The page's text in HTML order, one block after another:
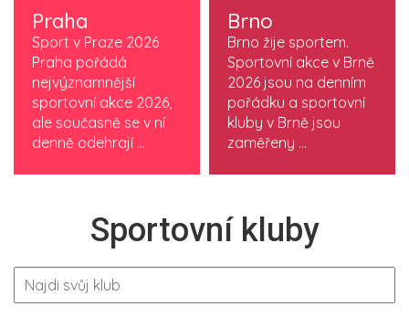
Praha
Sport v Praze 2026
Praha pořádá
nejvýznamnější
sportovní akce 2026,
ale současně se v ní
denně odehrají ...
Brno
Brno žije sportem.
Sportovní akce v Brně
2026 jsou na denním
pořádku a sportovní
kluby v Brně jsou
zaměřeny ...
Sportovní kluby